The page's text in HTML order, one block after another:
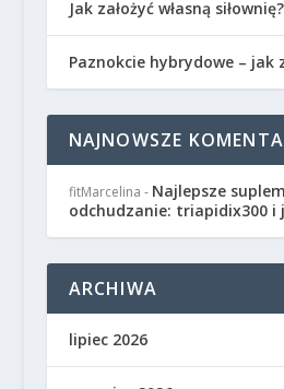
Jak założyć własną siłownię?
Paznokcie hybrydowe – jak
NAJNOWSZE
fitMarcelina - Najlepsze
odchudzanie: triapidix300 i
ARCHIWA
lipiec 2026